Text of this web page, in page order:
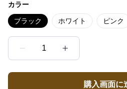
カラー
ブラック ホワイト ピンク
1
購入画面に